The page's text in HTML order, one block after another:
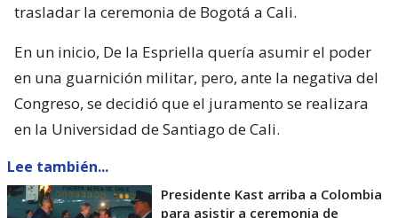
trasladar la ceremonia de Bogotá a Cali.
En un inicio, De la Espriella quería asumir el poder
en una guarnición militar, pero, ante la negativa del
Congreso, se decidió que el juramento se realizara
en la Universidad de Santiago de Cali.
Lee también...
Presidente Kast arriba a Colombia
para asistir a ceremonia de